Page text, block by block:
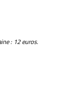
: 12 euros.